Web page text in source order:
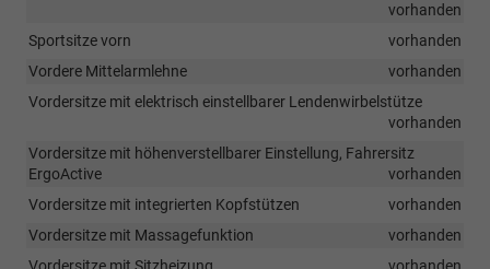
vorhanden
Sportsitze vorn
vorhanden
Vordere Mittelarmlehne
vorhanden
Vordersitze mit elektrisch einstellbarer Lendenwirbelstütze
vorhanden
Vordersitze mit höhenverstellbarer Einstellung, Fahrersitz
ErgoActive
vorhanden
Vordersitze mit integrierten Kopfstützen
vorhanden
Vordersitze mit Massagefunktion
vorhanden